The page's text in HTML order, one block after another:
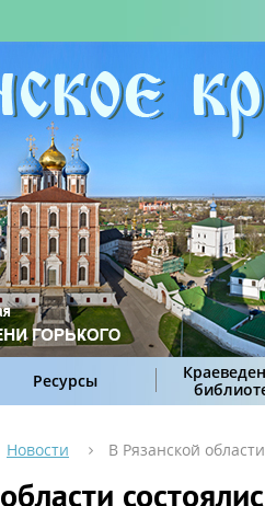
Ресурсы
Новости В Рязанской